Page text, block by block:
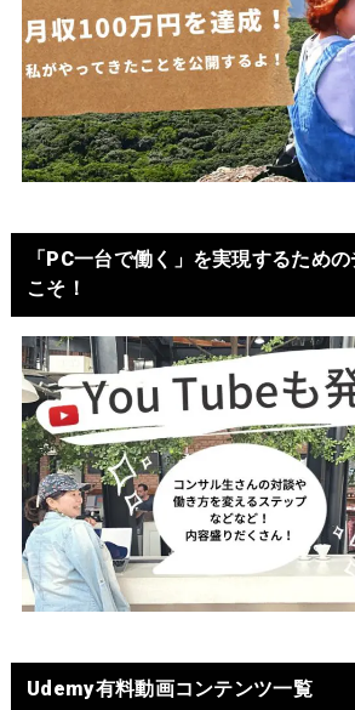
「PC一台で働く」を実現するため
こそ！
Udemy有料動画コンテンツ一覧